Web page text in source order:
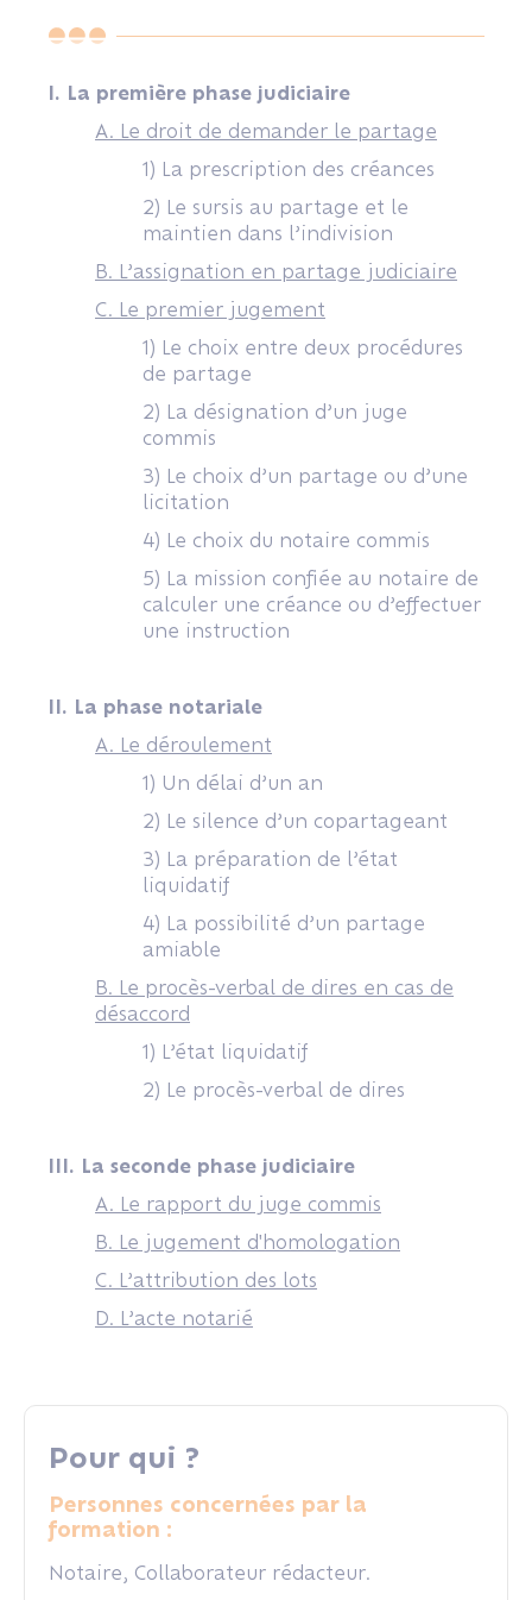
I. La première phase judiciaire
A. Le droit de demander le partage
1) La prescription des créances
2) Le sursis au partage et le
maintien dans l’indivision
B. L’assignation en partage judiciaire
C. Le premier jugement
1) Le choix entre deux procédures
de partage
2) La désignation d’un juge
commis
3) Le choix d’un partage ou d’une
licitation
4) Le choix du notaire commis
5) La mission confiée au notaire de
calculer une créance ou d’effectuer
une instruction
II. La phase notariale
A. Le déroulement
1) Un délai d’un an
2) Le silence d’un copartageant
3) La préparation de l’état
liquidatif
4) La possibilité d’un partage
amiable
B. Le procès-verbal de dires en cas de
désaccord
1) L’état liquidatif
2) Le procès-verbal de dires
III. La seconde phase judiciaire
A. Le rapport du juge commis
B. Le jugement d'homologation
C. L’attribution des lots
D. L’acte notarié
Pour qui ?
Personnes concernées par la
formation :
Notaire, Collaborateur rédacteur.